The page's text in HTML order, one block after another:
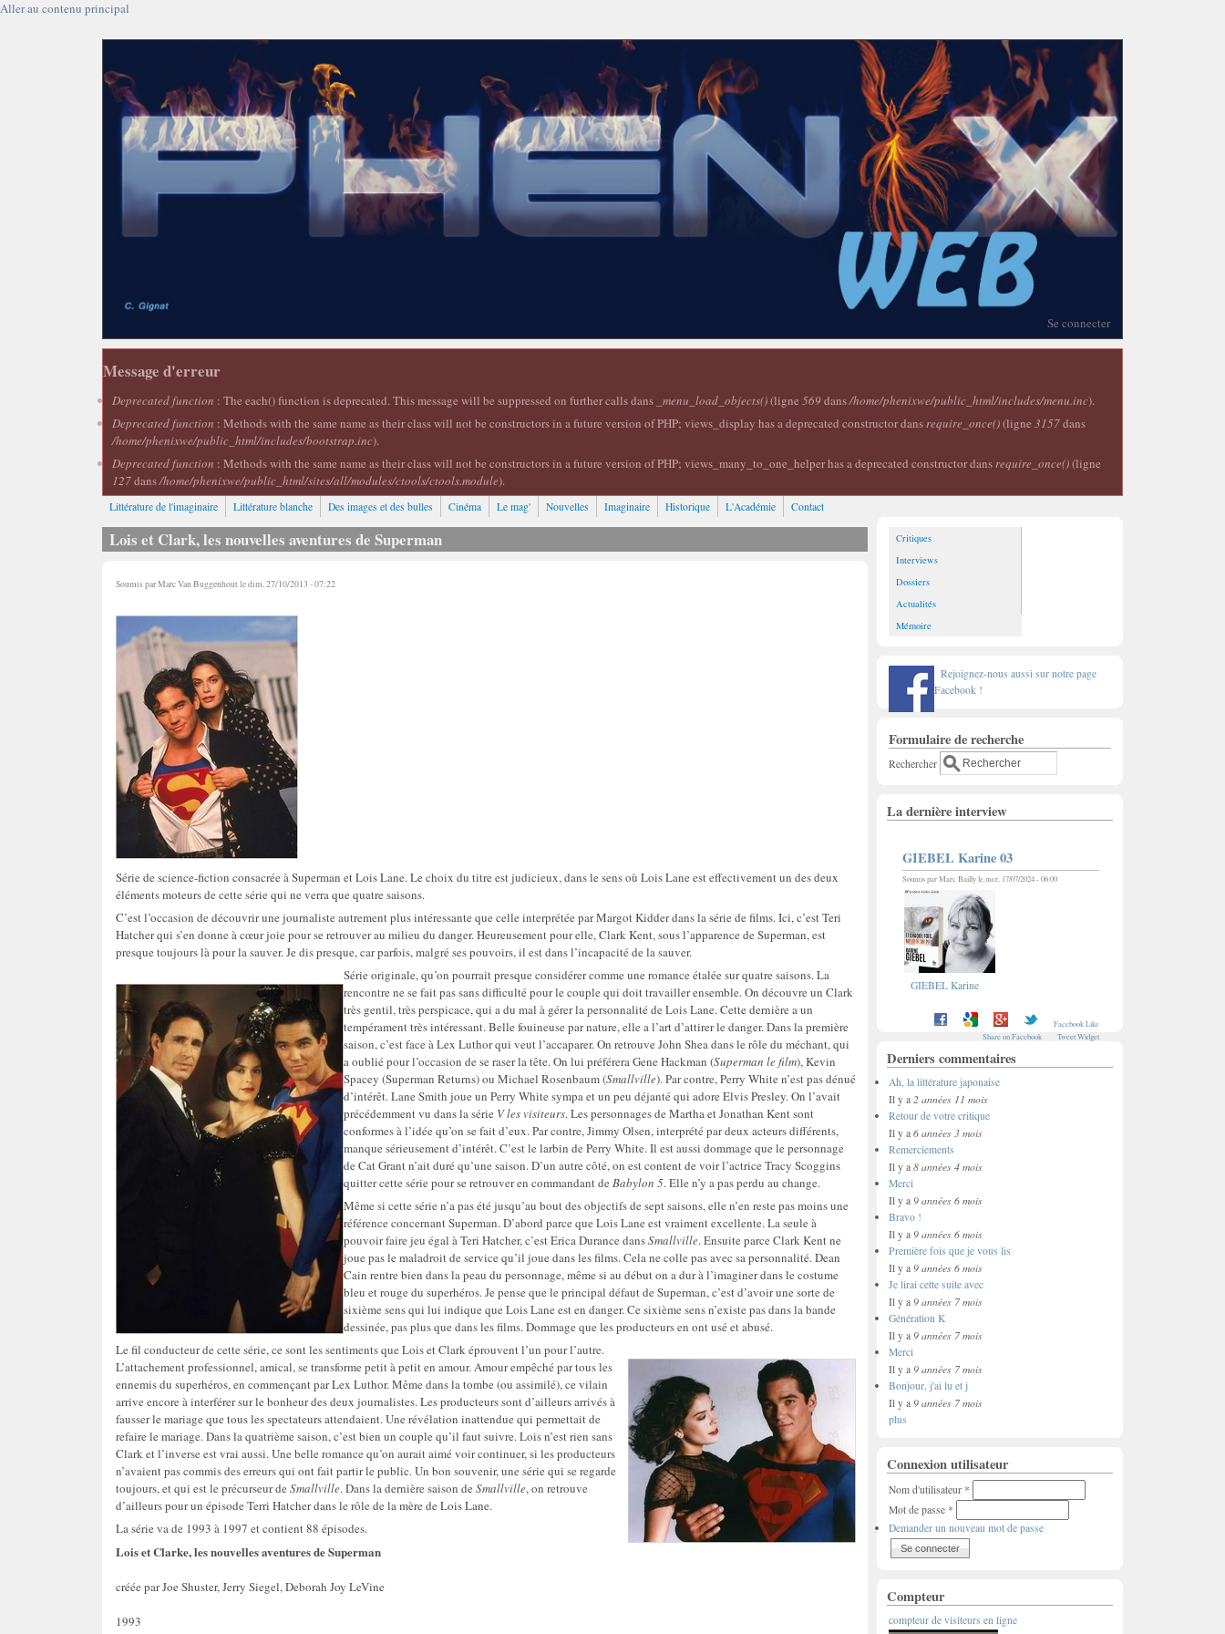
Aller au contenu principal
Se connecter
Message d'erreur
Deprecated function : The each() function is deprecated. This message will be suppressed on further calls dans _menu_load_objects()(ligne 569dans/home/phenixwe/public_html/includes/menu.inc).
Deprecated function : Methods with the same name as their class will not be constructors in a future version of PHP; views_display has a deprecated constructor dans require_once()(ligne 3157dans
/home/phenixwe/public_html/includes/bootstrap.inc).
Deprecated function : Methods with the same name as their class will not be constructors in a future version of PHP; views_many_to_one_helper has a deprecated constructor dans require_once()(ligne
127dans/home/phenixwe/public_html/sites/all/modules/ctools/ctools.module).
Littérature de l'imaginaire Littérature blanche Des images et des bulles Cinéma Le mag' Nouvelles Imaginaire Historique L'Académie Contact
Lois et Clark, les nouvelles aventures de Superman
Soumis parMarc Van Buggenhoutle dim, 27/10/2013 - 07:22
Série de science-fiction consacrée à Superman et Lois Lane. Le choix du titre est judicieux, dans le sens où Lois Lane est effectivement un des deux
éléments moteurs de cette série qui ne verra que quatre saisons.
C’est l’occasion de découvrir une journaliste autrement plus intéressante que celle interprétée par Margot Kidder dans la série de films. Ici, c’est Teri
Hatcher qui s’en donne à cœur joie pour se retrouver au milieu du danger. Heureusement pour elle, Clark Kent, sous l’apparence de Superman, est
presque toujours là pour la sauver. Je dis presque, car parfois, malgré ses pouvoirs, il est dans l’incapacité de la sauver.
Série originale, qu’on pourrait presque considérer comme une romance étalée sur quatre saisons. La
rencontre ne se fait pas sans difficulté pour le couple qui doit travailler ensemble. On découvre un Clark
très gentil, très perspicace, qui a du mal à gérer la personnalité de Lois Lane. Cette dernière a un
tempérament très intéressant. Belle fouineuse par nature, elle a l’art d’attirer le danger. Dans la première
saison, c’est face à Lex Luthor qui veut l’accaparer. On retrouve John Shea dans le rôle du méchant, qui
a oublié pour l’occasion de se raser la tête. On lui préférera Gene Hackman (Superman le film), Kevin
Spacey (Superman Returns) ou Michael Rosenbaum (Smallville). Par contre, Perry White n’est pas dénué
d’intérêt. Lane Smith joue un Perry White sympa et un peu déjanté qui adore Elvis Presley. On l’avait
précédemment vu dans la série V les visiteurs. Les personnages de Martha et Jonathan Kent sont
conformes à l’idée qu’on se fait d’eux. Par contre, Jimmy Olsen, interprété par deux acteurs différents,
manque sérieusement d’intérêt. C’est le larbin de Perry White. Il est aussi dommage que le personnage
de Cat Grant n’ait duré qu’une saison. D’un autre côté, on est content de voir l’actrice Tracy Scoggins
quitter cette série pour se retrouver en commandant de Babylon 5. Elle n’y a pas perdu au change.
Même si cette série n’a pas été jusqu’au bout des objectifs de sept saisons, elle n’en reste pas moins une
référence concernant Superman. D’abord parce que Lois Lane est vraiment excellente. La seule à
pouvoir faire jeu égal à Teri Hatcher, c’est Erica Durance dansSmallville. Ensuite parce Clark Kent ne
joue pas le maladroit de service qu’il joue dans les films. Cela ne colle pas avec sa personnalité. Dean
Cain rentre bien dans la peau du personnage, même si au début on a dur à l’imaginer dans le costume
bleu et rouge du superhéros. Je pense que le principal défaut de Superman, c’est d’avoir une sorte de
sixième sens qui lui indique que Lois Lane est en danger. Ce sixième sens n’existe pas dans la bande
dessinée, pas plus que dans les films. Dommage que les producteurs en ont usé et abusé.
Le fil conducteur de cette série, ce sont les sentiments que Lois et Clark éprouvent l’un pour l’autre.
L’attachement professionnel, amical, se transforme petit à petit en amour. Amour empêché par tous les
ennemis du superhéros, en commençant par Lex Luthor. Même dans la tombe (ou assimilé), ce vilain
arrive encore à interférer sur le bonheur des deux journalistes. Les producteurs sont d’ailleurs arrivés à
fausser le mariage que tous les spectateurs attendaient. Une révélation inattendue qui permettait de
refaire le mariage. Dans la quatrième saison, c’est bien un couple qu’il faut suivre. Lois n’est rien sans
Clark et l’inverse est vrai aussi. Une belle romance qu’on aurait aimé voir continuer, si les producteurs
n’avaient pas commis des erreurs qui ont fait partir le public. Un bon souvenir, une série qui se regarde
toujours, et qui est le précurseur de Smallville. Dans la dernière saison de Smallville, on retrouve
d’ailleurs pour un épisode Terri Hatcher dans le rôle de la mère de Lois Lane.
La série va de 1993 à 1997 et contient 88 épisodes.
Lois et Clarke, les nouvelles aventures de Superman
créée par Joe Shuster, Jerry Siegel, Deborah Joy LeVine
1993
Critiques
Interviews
Dossiers
Actualités
Mémoire
Rejoignez-nous aussi sur notre page
Facebook !
Formulaire de recherche
Rechercher
La dernière interview
GIEBEL Karine 03
Soumis parMarc Baillyle mer, 17/07/2024 - 06:00
GIEBEL Karine
Facebook Like
Share on Facebook
Tweet Widget
Derniers commentaires
Ah, la littérature japonaise
Il y a 2 années 11 mois
Retour de votre critique
Il y a 6 années 3 mois
Remerciements
Il y a 8 années 4 mois
Merci
Il y a 9 années 6 mois
Bravo !
Il y a 9 années 6 mois
Première fois que je vous lis
Il y a 9 années 6 mois
Je lirai cette suite avec
Il y a 9 années 7 mois
Génération K
Il y a 9 années 7 mois
Merci
Il y a 9 années 7 mois
Bonjour, j'ai lu et j
Il y a 9 années 7 mois
plus
Connexion utilisateur
Nom d'utilisateur *
Mot de passe *
Demander un nouveau mot de passe
Compteur
compteur de visiteurs en ligne